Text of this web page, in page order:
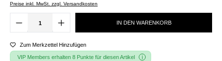
Preise inkl. MwSt. zzgl. Versandkosten
IN DEN WARENKORB
Zum Merkzettel Hinzufügen
VIP Members erhalten 8 Punkte für diesen Artikel